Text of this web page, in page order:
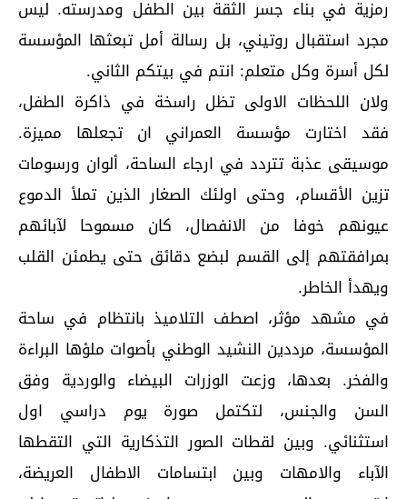
رمزية في بناء جسر الثقة بين الطفل ومدرسته. ليس
مجرد استقبال روتيني، بل رسالة أمل تبعثها المؤسسة
لكل أسرة وكل متعلم: انتم في بيتكم الثاني.
ولان اللحظات الاولى تظل راسخة في ذاكرة الطفل،
فقد اختارت مؤسسة العمراني ان تجعلها مميزة.
موسيقى عذبة تتردد في ارجاء الساحة، ألوان ورسومات
تزين الأقسام، وحتى اولئك الصغار الذين تملأ الدموع
عيونهم خوفا من الانفصال، كان مسموحا لآبائهم
بمرافقتهم إلى القسم لبضع دقائق حتى يطمئن القلب
ويهدأ الخاطر.
في مشهد مؤثر، اصطف التلاميذ بانتظام في ساحة
المؤسسة، مرددين النشيد الوطني بأصوات ملؤها البراءة
والفخر. بعدها، وزعت الوزرات البيضاء والوردية وفق
السن والجنس، لتكتمل صورة يوم دراسي اول
استثنائي. وبين لقطات الصور التذكارية التي التقطها
الآباء والامهات وبين ابتسامات الاطفال العريضة،